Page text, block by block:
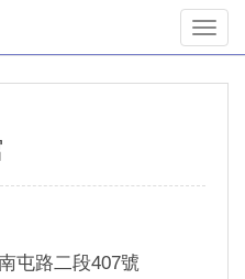
屯路二段407號